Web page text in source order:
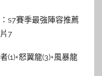
(1)+怒翼龍(3)+風暴龍